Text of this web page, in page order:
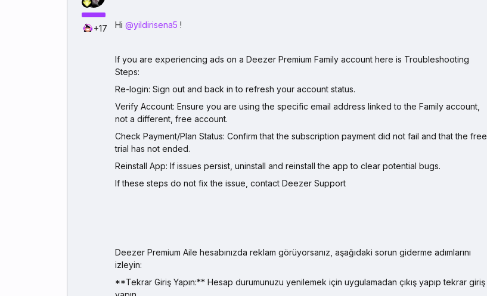
+17 Hi ​ @yildirisena5 !
If you are experiencing ads on a Deezer Premium Family account here is Troubleshooting
Steps:
Re-login: Sign out and back in to refresh your account status.
Verify Account: Ensure you are using the specific email address linked to the Family account,
not a different, free account.
Check Payment/Plan Status: Confirm that the subscription payment did not fail and that the free
trial has not ended.
Reinstall App: If issues persist, uninstall and reinstall the app to clear potential bugs.
If these steps do not fix the issue, contact Deezer Support
Deezer Premium Aile hesabınızda reklam görüyorsanız, aşağıdaki sorun giderme adımlarını
izleyin:
**Tekrar Giriş Yapın:** Hesap durumunuzu yenilemek için uygulamadan çıkış yapıp tekrar giriş